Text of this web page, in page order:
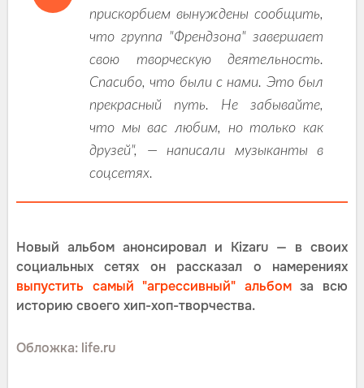
прискорбием вынуждены сообщить,
что группа "Френдзона" завершает
свою творческую деятельность.
Спасибо, что были с нами. Это был
прекрасный путь. Не забывайте,
что мы вас любим, но только как
друзей", — написали музыканты в
соцсетях.
Новый альбом анонсировал и Kizaru — в своих
социальных сетях он рассказал о намерениях
выпустить самый "агрессивный" альбомза всю
историю своего хип-хоп-творчества.
Обложка: life.ru